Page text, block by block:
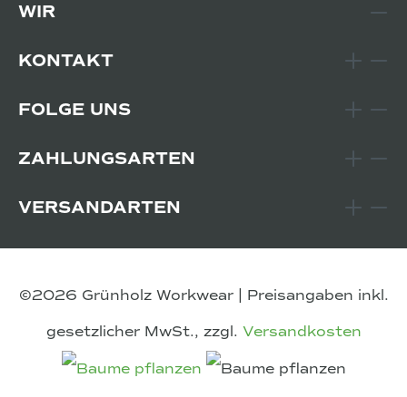
WIR
KONTAKT
FOLGE UNS
ZAHLUNGSARTEN
VERSANDARTEN
©2026 Grünholz Workwear | Preisangaben inkl.
gesetzlicher MwSt., zzgl. Versandkosten